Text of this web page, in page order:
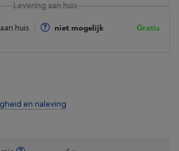
Levering aan huis
huis : niet mogelijk Gratis
en naleving